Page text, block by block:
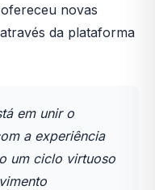
novas
da plataforma
em unir o
a experiência
um ciclo virtuoso